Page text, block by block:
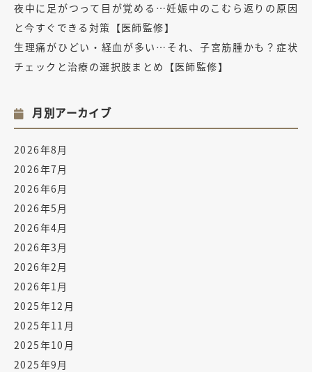
夜中に足がつって目が覚める…妊娠中のこむら返りの原因
と今すぐできる対策【医師監修】
生理痛がひどい・経血が多い…それ、子宮筋腫かも？症状
チェックと治療の選択肢まとめ【医師監修】
月別アーカイブ
2026年8月
2026年7月
2026年6月
2026年5月
2026年4月
2026年3月
2026年2月
2026年1月
2025年12月
2025年11月
2025年10月
2025年9月